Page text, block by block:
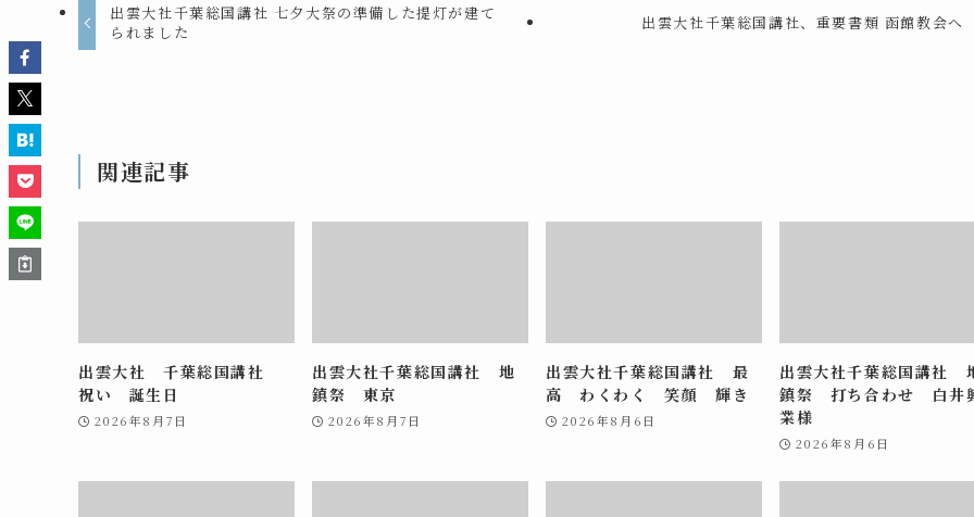
出雲大社千葉総国講社 七夕大祭の準備した提灯が建て
られました
出雲大社千葉総国講社、重要書類 函館教会へ
関連記事
出雲大社 千葉総国講社
祝い 誕生日
2026年8月7日
出雲大社千葉総国講社 地
鎮祭 東京
2026年8月7日
出雲大社千葉総国講社 最
高 わくわく 笑顔 輝き
2026年8月6日
出雲大社千葉総国講社
鎮祭 打ち合わせ 白井
業様
2026年8月6日